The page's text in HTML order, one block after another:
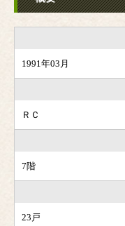
1991年03月
ＲＣ
7階
23戸